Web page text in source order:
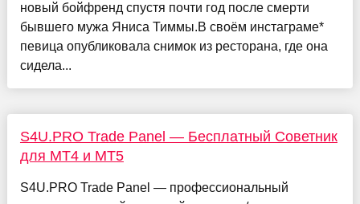
новый бойфренд спустя почти год после смерти
бывшего мужа Яниса Тиммы.В своём инстаграме*
певица опубликовала снимок из ресторана, где она
сидела...
S4U.PRO Trade Panel — Бесплатный Советник
для MT4 и MT5
S4U.PRO Trade Panel — профессиональный